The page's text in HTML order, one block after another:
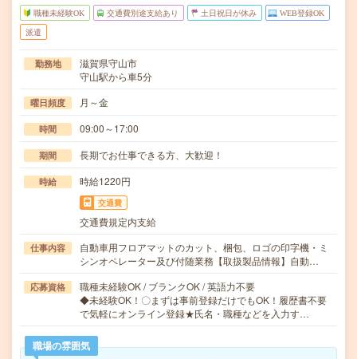
職種未経験OK 交通費別途支給あり 土日祝日が休み WEB登録OK
派遣
勤務地
滋賀県守山市
守山駅から車5分
曜日頻度 月～金
時間 09:00～17:00
期間 長期でお仕事できる方、大歓迎！
時給 時給1220円
交通費
交通費規定内支給
仕事内容
自動車用フロアマットのカット、梱包、ロゴの印字機・ミ
シンオペレーター及び付随業務【取扱製品情報】自動…
応募資格
職種未経験OK / ブランクOK / 英語力不要
◆未経験OK！〇まずは事前登録だけでもOK！履歴書不要
で気軽にオンライン登録★氏名・職種などを入力す…
職場の雰囲気